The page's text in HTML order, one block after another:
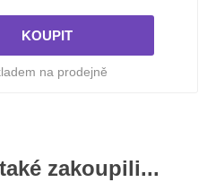
na prodejně
zakoupili...